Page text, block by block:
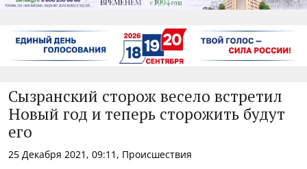
Сызранский сторож весело встретил
Новый год и теперь сторожить будут
его
25 Декабря 2021, 09:11, Происшествия